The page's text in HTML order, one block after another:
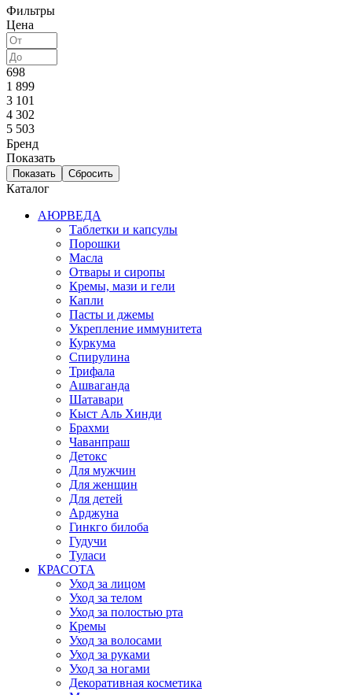
Фильтры
Цена
698
1 899
3 101
4 302
5 503
Бренд
Показать
Каталог
АЮРВЕДА
Таблетки и капсулы
Порошки
Масла
Отвары и сиропы
Кремы, мази и гели
Капли
Пасты и джемы
Укрепление иммунитета
Куркума
Спирулина
Трифала
Ашваганда
Шатавари
Кыст Аль Хинди
Брахми
Чаванпраш
Детокс
Для мужчин
Для женщин
Для детей
Арджуна
Гинкго билоба
Гудучи
Туласи
КРАСОТА
Уход за лицом
Уход за телом
Уход за полостью рта
Кремы
Уход за волосами
Уход за руками
Уход за ногами
Декоративная косметика